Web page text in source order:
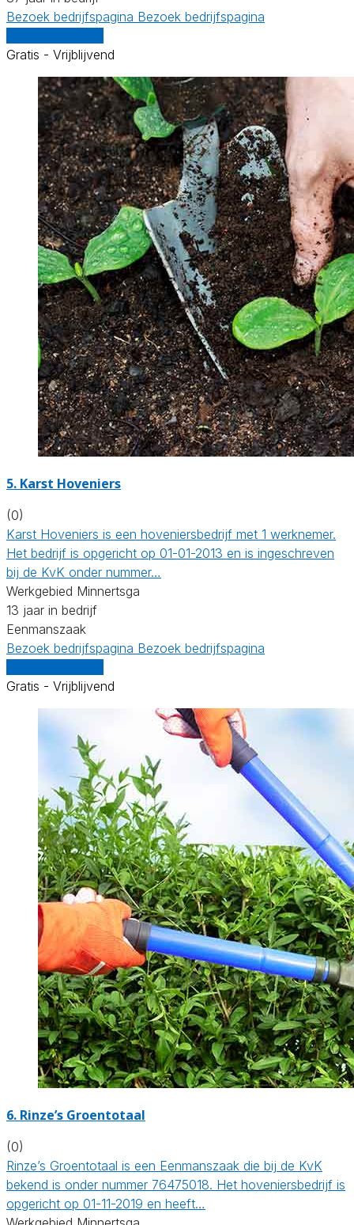
Bezoek bedrijfspagina Bezoek bedrijfspagina
Gratis - Vrijblijvend
5. Karst Hoveniers
(0)
Karst Hoveniers is een hoveniersbedrijf met 1 werknemer.
Het bedrijf is opgericht op 01-01-2013 en is ingeschreven
bij de KvK onder nummer…
Werkgebied Minnertsga
13 jaar in bedrijf
Eenmanszaak
Bezoek bedrijfspagina Bezoek bedrijfspagina
Gratis - Vrijblijvend
6. Rinze’s Groentotaal
(0)
Rinze’s Groentotaal is een Eenmanszaak die bij de KvK
bekend is onder nummer 76475018. Het hoveniersbedrijf is
opgericht op 01-11-2019 en heeft…